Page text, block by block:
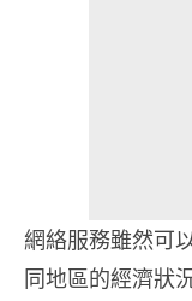
網絡服務雖然可
同地區的經濟狀